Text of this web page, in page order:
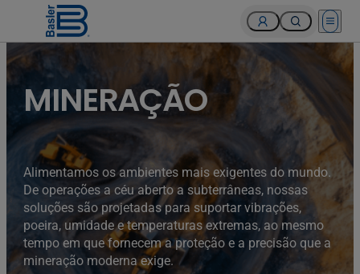
Open
MINERAÇÃO
Alimentamos os ambientes mais exigentes do mundo.
De operações a céu aberto a subterrâneas, nossas
soluções são projetadas para suportar vibrações,
poeira, umidade e temperaturas extremas, ao mesmo
tempo em que fornecem a proteção e a precisão que a
mineração moderna exige.